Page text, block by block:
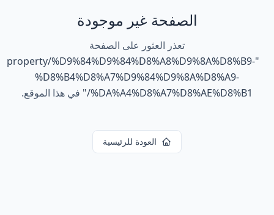
الصفحة غير موجودة
تعذر العثور على الصفحة
"
property/%D9%84%D9%84%D8%A8%D9%8A%D8%B9-
%D8%B4%D8%A7%D9%84%D9%8A%D8%A9-
%DA%A4%D8%A7%D8%AE%D8%B1/
" في هذا الموقع.
العودة للرئيسية